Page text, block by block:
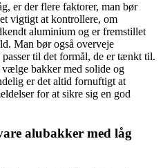
er der flere faktorer, man bør
vigtigt at kontrollere, om
aluminium og er fremstillet
Man bør også overveje
til det formål, de er tænkt til.
bakker med solide og
er det altid fornuftigt at
for at sikre sig en god
alubakker med låg